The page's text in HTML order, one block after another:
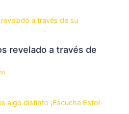
revelado a través de